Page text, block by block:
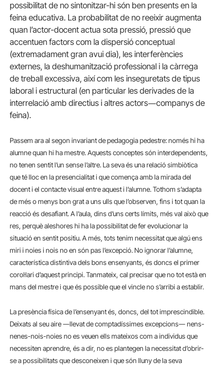
possibilitat de no sintonitzar-hi són ben presents en la
feina educativa. La probabilitat de no reeixir augmenta
quan l’actor-docent actua sota pressió, pressió que
accentuen factors com la dispersió conceptual
(extremadament gran avui dia), les interferències
externes, la deshumanització professional i la càrrega
de treball excessiva, així com les inseguretats de tipus
laboral i estructural (en particular les derivades de la
interrelació amb directius i altres actors―companys de
feina).
Passem ara al segon invariant de pedagogia pedestre: només hi ha
alumne quan hi ha mestre. Aquests conceptes són interdependents,
no tenen sentit l’un sense l’altre. La seva és una relació simbiòtica
que té lloc en la presencialitat i que comença amb la mirada del
docent i el contacte visual entre aquest i l’alumne. Tothom s’adapta
de més o menys bon grat a uns ulls que l’observen, fins i tot quan la
reacció és desafiant. A l’aula, dins d’uns certs límits, més val això que
res, perquè aleshores hi ha la possibilitat de fer evolucionar la
situació en sentit positiu. A més, tots tenim necessitat que algú ens
miri i noies i nois no en són pas l’excepció. No ignorar l’alumne,
característica distintiva dels bons ensenyants, és doncs el primer
corol·lari d’aquest principi. Tanmateix, cal precisar que no tot està en
mans del mestre i que és possible que el vincle no s’arribi a establir.
La presència física de l’ensenyant és, doncs, del tot imprescindible.
Deixats al seu aire ―llevat de comptadíssimes excepcions― nens-
nenes-nois-noies no es veuen ells mateixos com a individus que
necessiten aprendre, és a dir, no es plantegen la necessitat d’obrir-
se a possibilitats que desconeixen i que són lluny de la seva